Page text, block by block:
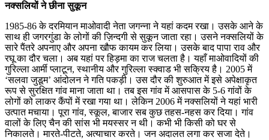
नक्सलियों ने छीना सुकून
1985-86 के दरमियान माओवादी नेता जगन्ना ने यहां कदम रखा। उसके आने के
साथ ही जगरगुंडा के लोगों की ज़िन्दगी से सुकून जाता रहा। उसने नक्सलियों के
सारे पैंतरे अपनाए और अपना खौफ कायम कर लिया। उसके बाद पापा राव और
रघू का दौर चला। अब यहां पर हिड़मा का राज चलता है। यहाँ माओवादियों की
गुरिल्ला आर्मी प्लाटून, स्थानीय और गुरिल्ला स्क्वाड भी सक्रिय है। 2005 में
‘सलवा जुडूम’ आंदोलन ने गति पकड़ी। उस दौर की शुरुआत में इसे अपेक्षाकृत
रूप से सुरक्षित गांव माना जाता था। तब इस गांव में आसपास के 5-6 गांवों के
लोगों को लाकर कैंपों में रखा गया था। लेकिन 2006 में नक्सलियों ने यहां भारी
उत्पात मचाया। पूरा गांव, स्कूल, बाजार सब कुछ तहस-नहस कर दिया। गांव
वालों के लिए चैन की सांस भी मयस्सर न थी। कभी भी किसी को घर से
निकालते। मारते-पीटते, अत्याचार करते। जन अदालत लगा कर सजा देते।